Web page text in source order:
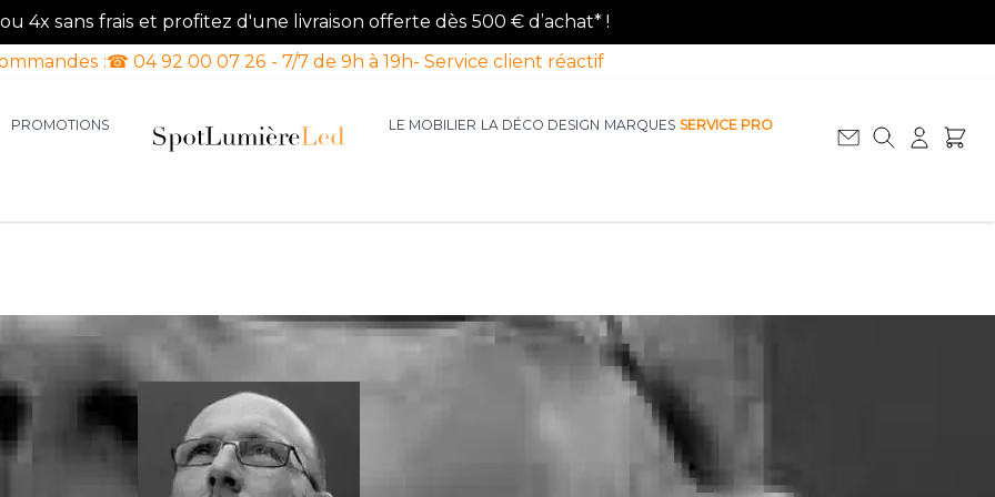
4x sans frais et profitez d'une livraison offerte dès 500 € d’achat* !
:☎ 04 92 00 07 26 - 7/7 de 9h à 19h- Service client réactif
PROMOTIONS LE MOBILIER LA DÉCO DESIGN MARQUES SERVICE PRO